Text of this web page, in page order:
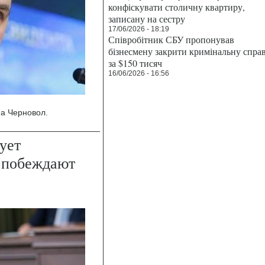
Черновол.
конфіскувати столичну квартиру,
записану на сестру
17/06/2026 - 18:19
Співробітник СБУ пропонував
бізнесмену закрити кримінальну
за $150 тисяч
16/06/2026 - 16:56